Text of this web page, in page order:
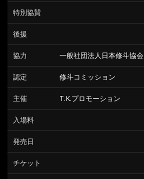
特別協賛
後援
協力 一般社団法人日本修斗協会
認定 修斗コミッション
主催 T.K.プロモーション
入場料
発売日
チケット